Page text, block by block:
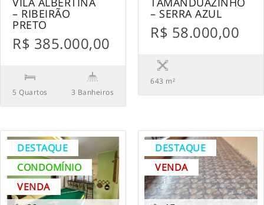
– RIBEIRÃO
PRETO
R$ 385.000,00
5 Quartos 3 Banheiros
– SERRA AZUL
R$ 58.000,00
643 m²
DESTAQUE
CONDOMÍNIO
VENDA
DESTAQUE
VENDA